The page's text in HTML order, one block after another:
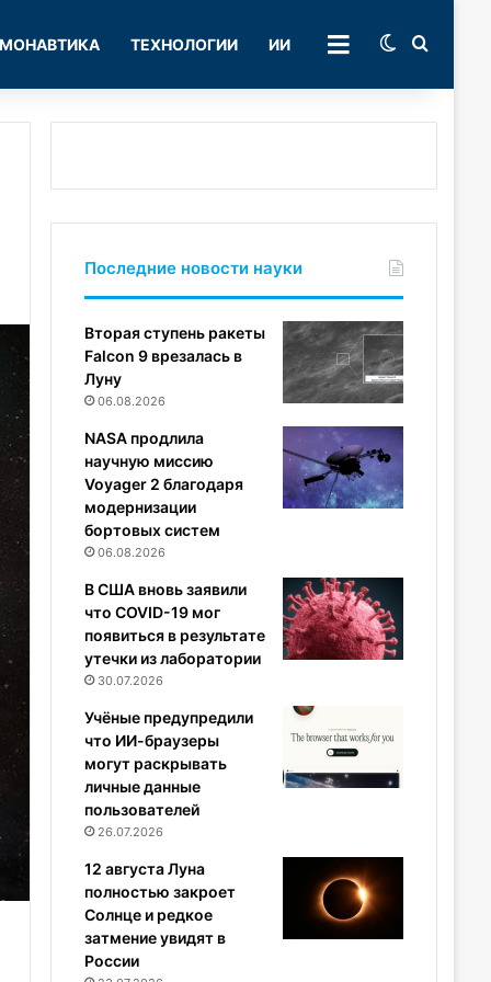
ТЕХНОЛОГИИ ИИ РУБРИКИSwitch skin
Последние новости науки
Вторая ступень ракеты
Falcon 9 врезалась в
Луну
06.08.2026
NASA продлила
научную миссию
Voyager 2 благодаря
модернизации
бортовых систем
06.08.2026
В США вновь заявили
что COVID-19 мог
появиться в результате
утечки из лаборатории
30.07.2026
Учёные предупредили
что ИИ-браузеры
могут раскрывать
личные данные
пользователей
26.07.2026
12 августа Луна
полностью закроет
Солнце и редкое
затмение увидят в
России